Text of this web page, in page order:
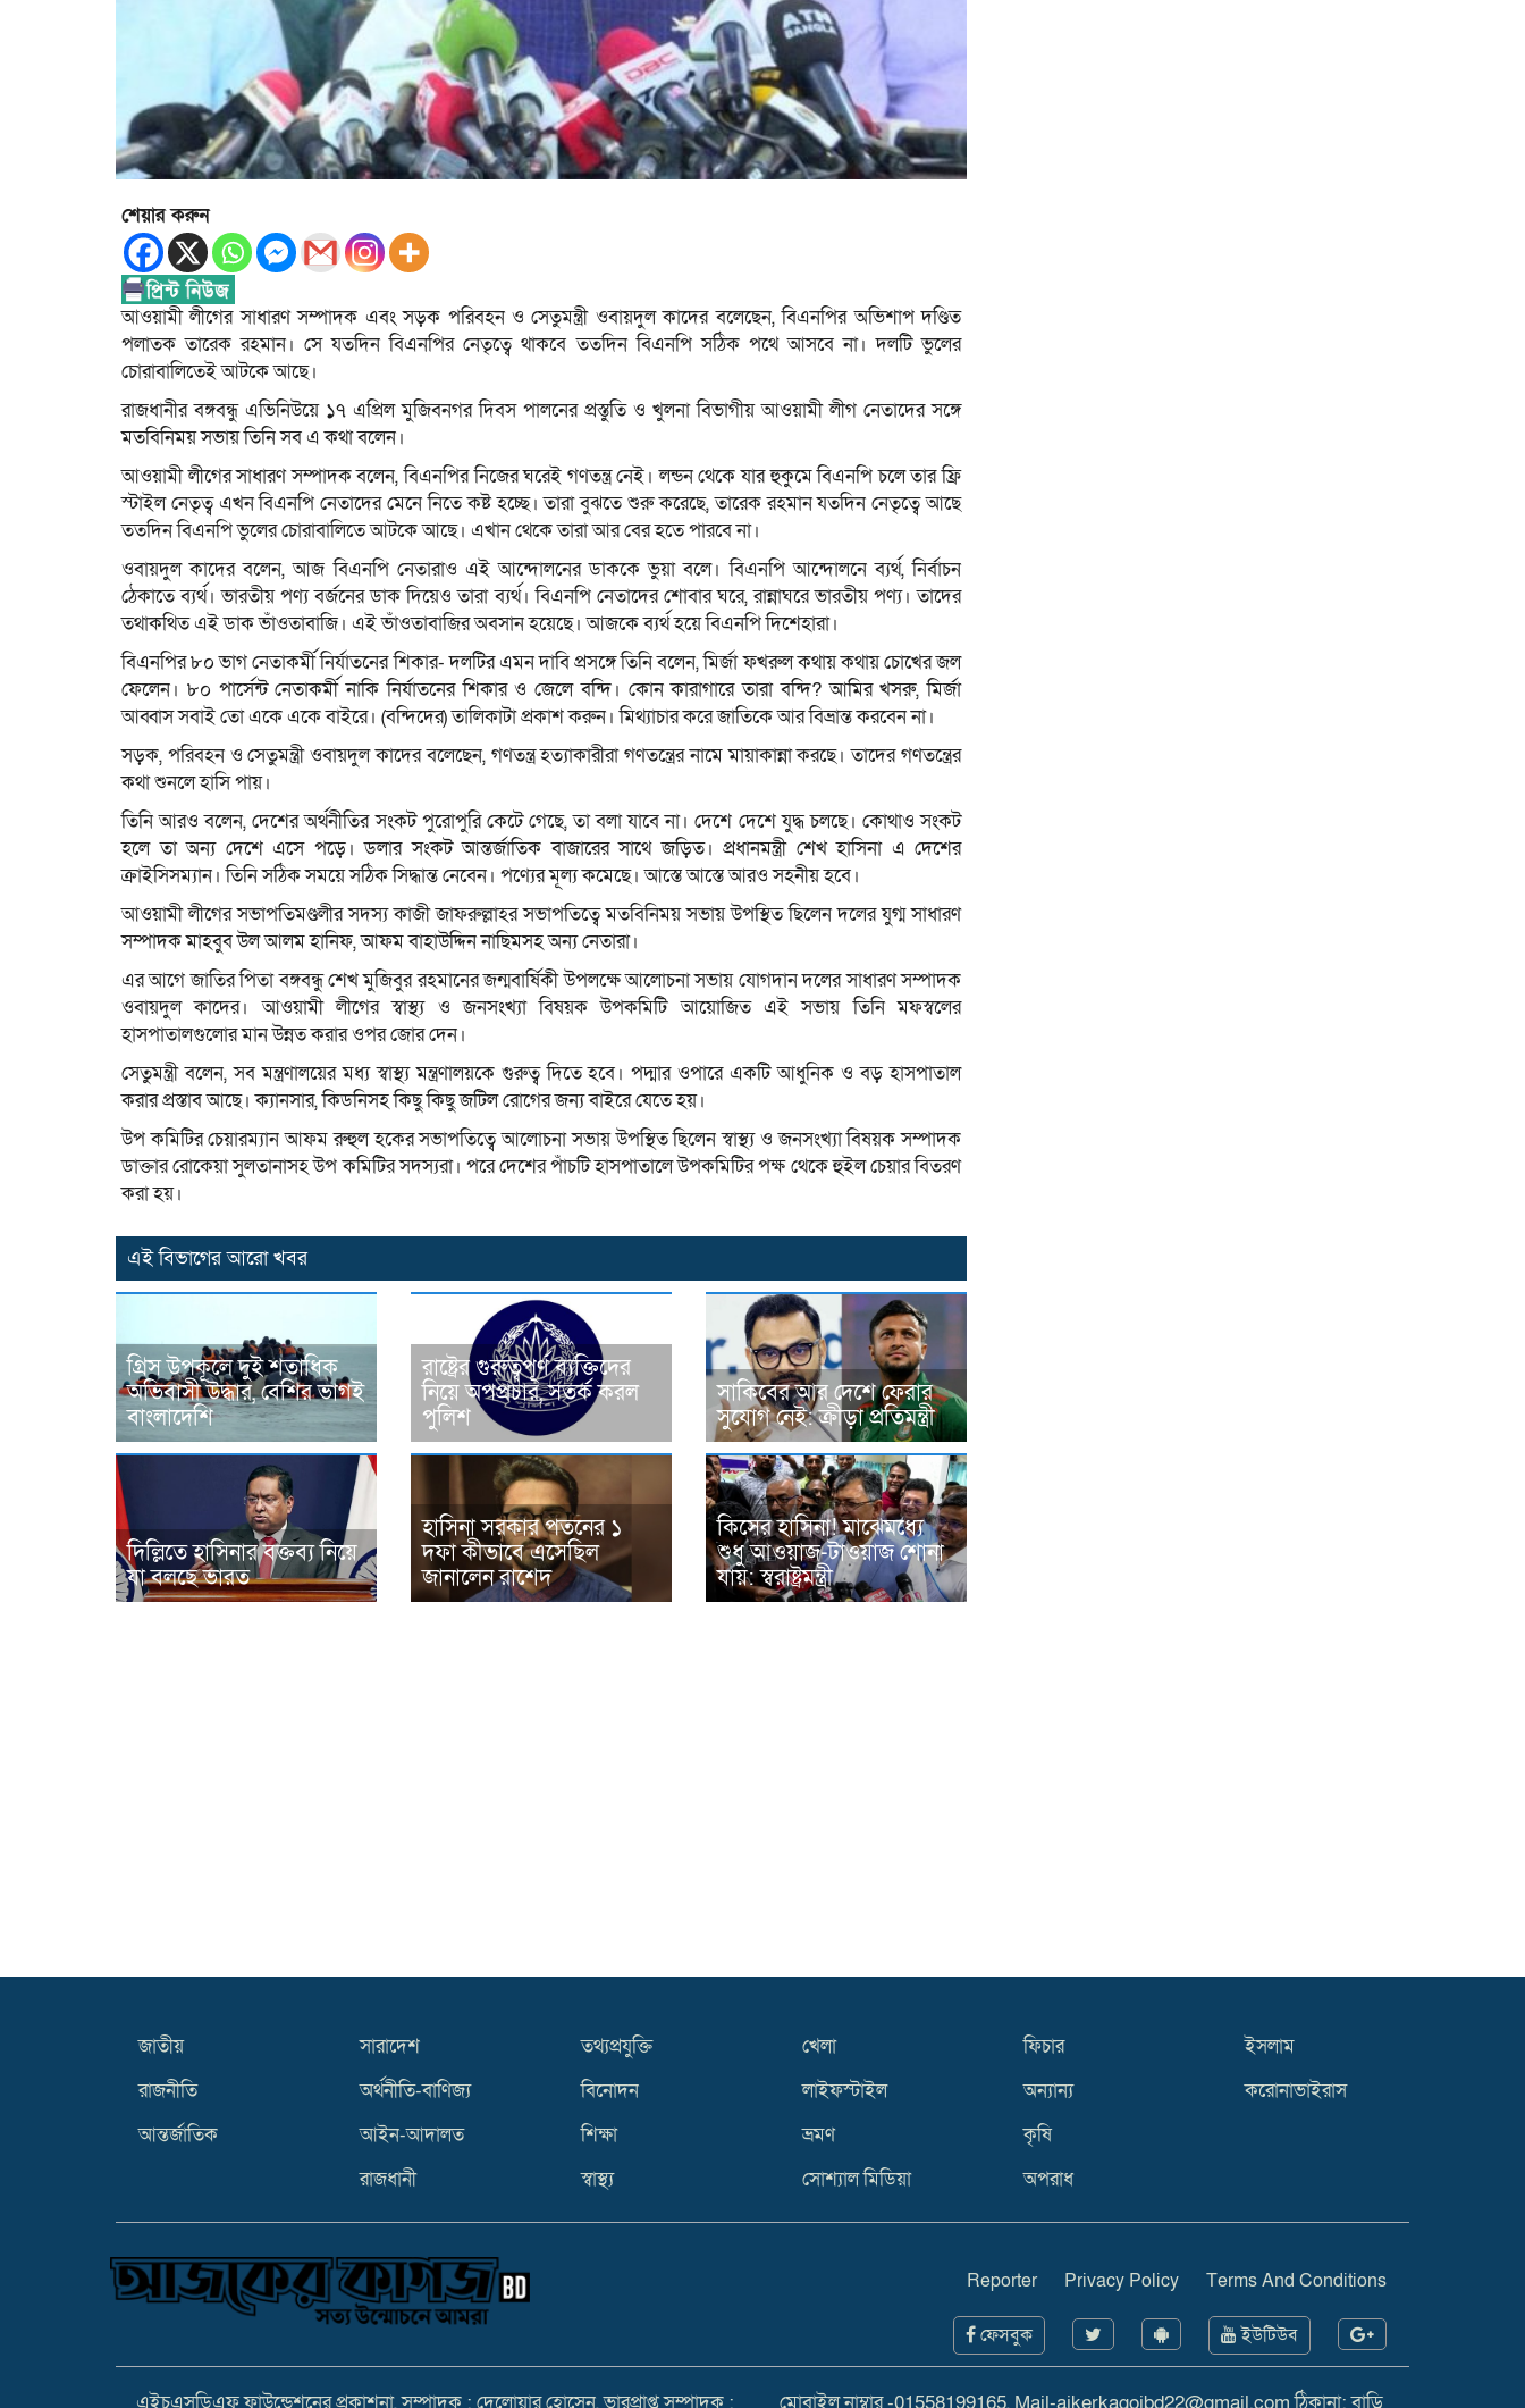
শেয়ার করুন
আওয়ামী লীগের সাধারণ সম্পাদক এবং সড়ক পরিবহন ও সেতুমন্ত্রী ওবায়দুল কাদের বলেছেন, বিএনপির অভিশাপ দণ্ডিত
পলাতক তারেক রহমান। সে যতদিন বিএনপির নেতৃত্বে থাকবে ততদিন বিএনপি সঠিক পথে আসবে না। দলটি ভুলের
চোরাবালিতেই আটকে আছে।
রাজধানীর বঙ্গবন্ধু এভিনিউয়ে ১৭ এপ্রিল মুজিবনগর দিবস পালনের প্রস্তুতি ও খুলনা বিভাগীয় আওয়ামী লীগ নেতাদের সঙ্গে
মতবিনিময় সভায় তিনি সব এ কথা বলেন।
আওয়ামী লীগের সাধারণ সম্পাদক বলেন, বিএনপির নিজের ঘরেই গণতন্ত্র নেই। লন্ডন থেকে যার হুকুমে বিএনপি চলে তার ফ্রি
স্টাইল নেতৃত্ব এখন বিএনপি নেতাদের মেনে নিতে কষ্ট হচ্ছে। তারা বুঝতে শুরু করেছে, তারেক রহমান যতদিন নেতৃত্বে আছে
ততদিন বিএনপি ভুলের চোরাবালিতে আটকে আছে। এখান থেকে তারা আর বের হতে পারবে না।
ওবায়দুল কাদের বলেন, আজ বিএনপি নেতারাও এই আন্দোলনের ডাককে ভুয়া বলে। বিএনপি আন্দোলনে ব্যর্থ, নির্বাচন
ঠেকাতে ব্যর্থ। ভারতীয় পণ্য বর্জনের ডাক দিয়েও তারা ব্যর্থ। বিএনপি নেতাদের শোবার ঘরে, রান্নাঘরে ভারতীয় পণ্য। তাদের
তথাকথিত এই ডাক ভাঁওতাবাজি। এই ভাঁওতাবাজির অবসান হয়েছে। আজকে ব্যর্থ হয়ে বিএনপি দিশেহারা।
বিএনপির ৮০ ভাগ নেতাকর্মী নির্যাতনের শিকার- দলটির এমন দাবি প্রসঙ্গে তিনি বলেন, মির্জা ফখরুল কথায় কথায় চোখের জল
ফেলেন। ৮০ পার্সেন্ট নেতাকর্মী নাকি নির্যাতনের শিকার ও জেলে বন্দি। কোন কারাগারে তারা বন্দি? আমির খসরু, মির্জা
আব্বাস সবাই তো একে একে বাইরে। (বন্দিদের) তালিকাটা প্রকাশ করুন। মিথ্যাচার করে জাতিকে আর বিভ্রান্ত করবেন না।
সড়ক, পরিবহন ও সেতুমন্ত্রী ওবায়দুল কাদের বলেছেন, গণতন্ত্র হত্যাকারীরা গণতন্ত্রের নামে মায়াকান্না করছে। তাদের গণতন্ত্রের
কথা শুনলে হাসি পায়।
তিনি আরও বলেন, দেশের অর্থনীতির সংকট পুরোপুরি কেটে গেছে, তা বলা যাবে না। দেশে দেশে যুদ্ধ চলছে। কোথাও সংকট
হলে তা অন্য দেশে এসে পড়ে। ডলার সংকট আন্তর্জাতিক বাজারের সাথে জড়িত। প্রধানমন্ত্রী শেখ হাসিনা এ দেশের
ক্রাইসিসম্যান। তিনি সঠিক সময়ে সঠিক সিদ্ধান্ত নেবেন। পণ্যের মূল্য কমেছে। আস্তে আস্তে আরও সহনীয় হবে।
আওয়ামী লীগের সভাপতিমণ্ডলীর সদস্য কাজী জাফরুল্লাহর সভাপতিত্বে মতবিনিময় সভায় উপস্থিত ছিলেন দলের যুগ্ম সাধারণ
সম্পাদক মাহবুব উল আলম হানিফ, আফম বাহাউদ্দিন নাছিমসহ অন্য নেতারা।
এর আগে জাতির পিতা বঙ্গবন্ধু শেখ মুজিবুর রহমানের জন্মবার্ষিকী উপলক্ষে আলোচনা সভায় যোগদান দলের সাধারণ সম্পাদক
ওবায়দুল কাদের। আওয়ামী লীগের স্বাস্থ্য ও জনসংখ্যা বিষয়ক উপকমিটি আয়োজিত এই সভায় তিনি মফস্বলের
হাসপাতালগুলোর মান উন্নত করার ওপর জোর দেন।
সেতুমন্ত্রী বলেন, সব মন্ত্রণালয়ের মধ্য স্বাস্থ্য মন্ত্রণালয়কে গুরুত্ব দিতে হবে। পদ্মার ওপারে একটি আধুনিক ও বড় হাসপাতাল
করার প্রস্তাব আছে। ক্যানসার, কিডনিসহ কিছু কিছু জটিল রোগের জন্য বাইরে যেতে হয়।
উপ কমিটির চেয়ারম্যান আফম রুহুল হকের সভাপতিত্বে আলোচনা সভায় উপস্থিত ছিলেন স্বাস্থ্য ও জনসংখ্যা বিষয়ক সম্পাদক
ডাক্তার রোকেয়া সুলতানাসহ উপ কমিটির সদস্যরা। পরে দেশের পাঁচটি হাসপাতালে উপকমিটির পক্ষ থেকে হুইল চেয়ার বিতরণ
করা হয়।
এই বিভাগের আরো খবর
গ্রিস উপকূলে দুই শতাধিক
অভিবাসী উদ্ধার, বেশির ভাগই
বাংলাদেশি
রাষ্ট্রের গুরুত্বপূর্ণ ব্যক্তিদের
নিয়ে অপপ্রচার, সতর্ক করল
পুলিশ
সাকিবের আর দেশে ফেরার
সুযোগ নেই: ক্রীড়া প্রতিমন্ত্রী
দিল্লিতে হাসিনার বক্তব্য নিয়ে
যা বলছে ভারত
হাসিনা সরকার পতনের ১
দফা কীভাবে এসেছিল
জানালেন রাশেদ
কিসের হাসিনা! মাঝেমধ্যে
শুধু আওয়াজ-টাওয়াজ শোনা
যায়: স্বরাষ্ট্রমন্ত্রী
জাতীয়
রাজনীতি
আন্তর্জাতিক
সারাদেশ
অর্থনীতি-বাণিজ্য
আইন-আদালত
রাজধানী
তথ্যপ্রযুক্তি
বিনোদন
শিক্ষা
স্বাস্থ্য
খেলা
লাইফস্টাইল
ভ্রমণ
সোশ্যাল মিডিয়া
ফিচার
অন্যান্য
কৃষি
অপরাধ
ইসলাম
করোনাভাইরাস
Reporter Privacy Policy Terms And Conditions
ফেসবুক ইউটিউব
এইচএসডিএফ ফাউন্ডেশনের প্রকাশনা, সম্পাদক : দেলোয়ার হোসেন, ভারপ্রাপ্ত সম্পাদক : মোবাইল নাম্বার -01558199165, Mail-ajkerkagojbd22@gmail.com ঠিকানা: বাড়ি